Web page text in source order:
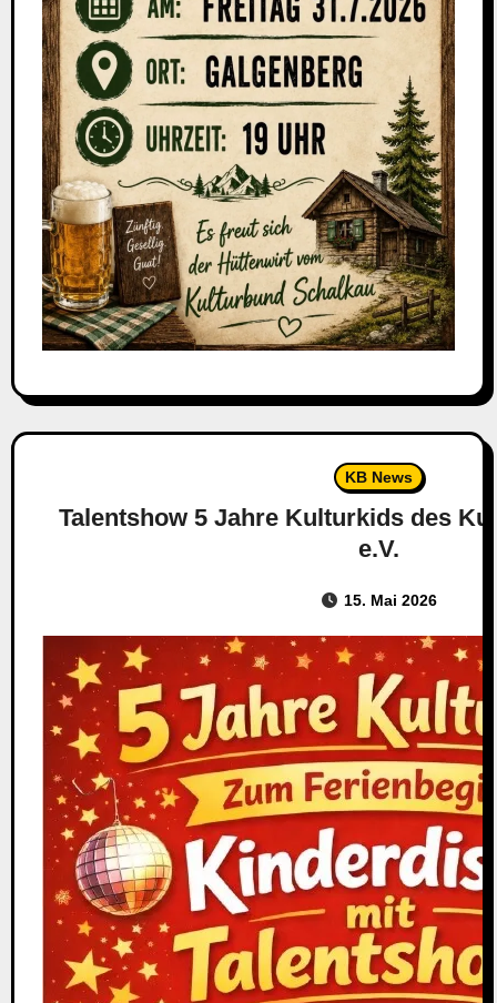
KB News
Talentshow 5 Jahre Kulturkids des
e.V.
15. Mai 2026